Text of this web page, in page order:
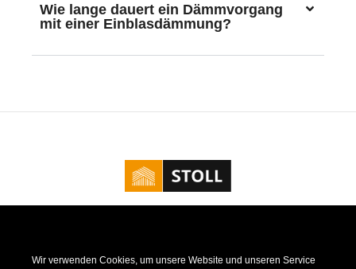
Wir verwenden Cookies, um unsere Website und unseren Service
Wie lange dauert ein Dämmvorgang
mit einer Einblasdämmung?